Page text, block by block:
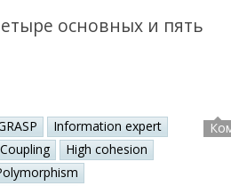
основных и пять
Information expert
Coupling
High cohesion